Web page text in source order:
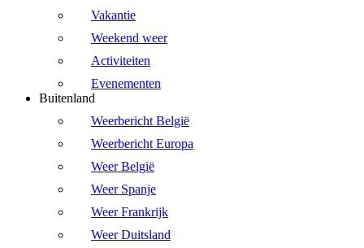
Vakantie
Weekend weer
Activiteiten
Evenementen
Buitenland
Weerbericht België
Weerbericht Europa
Weer België
Weer Spanje
Weer Frankrijk
Weer Duitsland